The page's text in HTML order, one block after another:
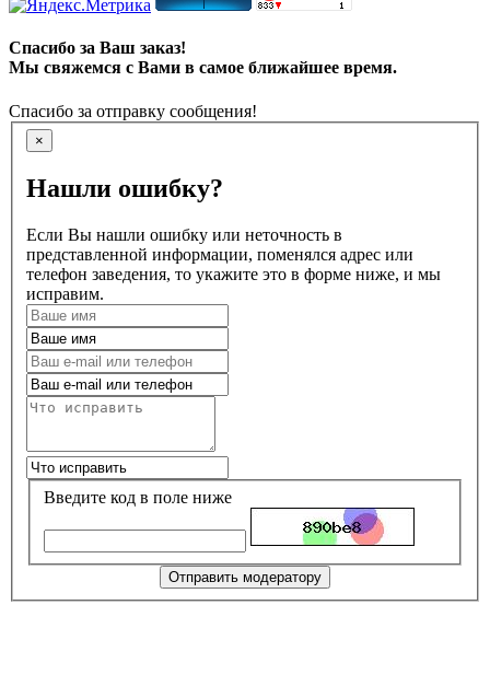
Спасибо за Ваш заказ!
Мы свяжемся с Вами в самое ближайшее время.
Спасибо за отправку сообщения!
×
Нашли ошибку?
Если Вы нашли ошибку или неточность в
представленной информации, поменялся адрес или
телефон заведения, то укажите это в форме ниже, и мы
исправим.
Введите код в поле ниже
Отправить модератору